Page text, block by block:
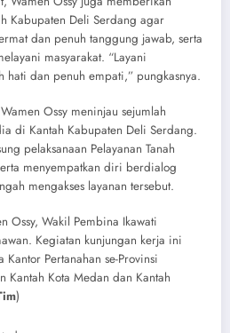
Kabupaten Deli Serdang agar
dan penuh tanggung jawab, serta
masyarakat. “Layani
hati dan penuh empati,” pungkasnya.
Ossy meninjau sejumlah
di Kantah Kabupaten Deli Serdang.
pelaksanaan Pelayanan Tanah
menyempatkan diri berdialog
mengakses layanan tersebut.
Ossy, Wakil Pembina Ikawati
Kegiatan kunjungan kerja ini
Pertanahan se-Provinsi
Kantah Kota Medan dan Kantah
)